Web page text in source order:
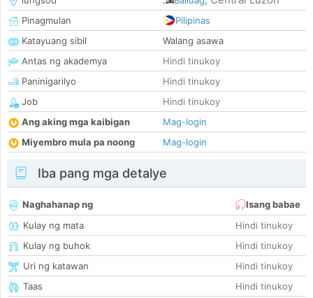
Pinagmulan
Pilipinas
Katayuang sibil
Walang asawa
Antas ng akademya
Hindi tinukoy
Paninigarilyo
Hindi tinukoy
Job
Hindi tinukoy
Ang aking mga kaibigan
Mag-login
Miyembro mula pa noong
Mag-login
Iba pang mga detalye
Naghahanap ng
Isang babae
Kulay ng mata
Hindi tinukoy
Kulay ng buhok
Hindi tinukoy
Uri ng katawan
Hindi tinukoy
Taas
Hindi tinukoy